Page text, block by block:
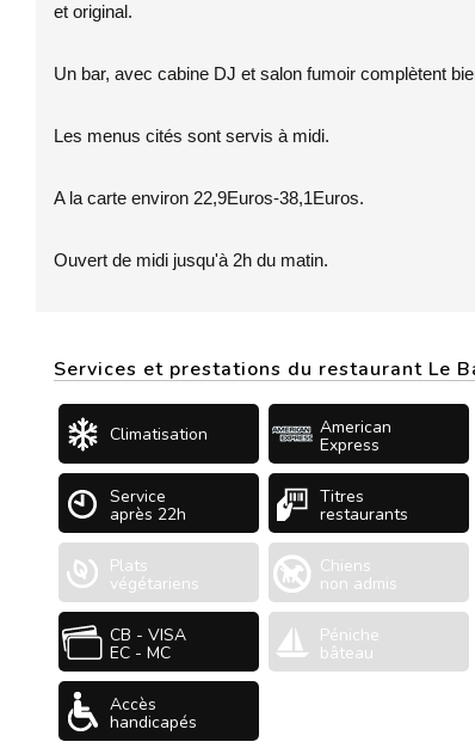
et original.
Un bar, avec cabine DJ et salon fumoir complètent
Les menus cités sont servis à midi.
A la carte environ 22,9Euros-38,1Euros.
Ouvert de midi jusqu'à 2h du matin.
Services et prestations du restaurant Le
Climatisation American
Express
Service
après 22h
Titres
restaurants
Plats
végétariens
Chiens
non admis
CB - VISA
EC - MC
Péniche
bâteau
Accès
handicapés